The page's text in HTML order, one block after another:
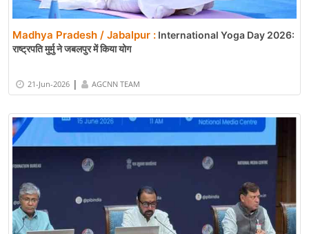
Madhya Pradesh / Jabalpur : International Yoga Day 2026:
राष्ट्रपति मुर्मु ने जबलपुर में किया योग
21-Jun-2026 | AGCNN TEAM